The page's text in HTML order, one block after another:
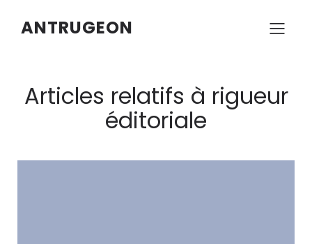
ANTRUGEON
Articles relatifs à rigueur
éditoriale